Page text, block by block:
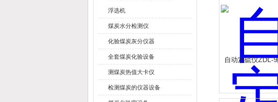
浮选机
煤炭水分检测仪
化验煤炭灰分仪器
全套煤炭化验设备
测煤炭热值大卡仪
检测煤炭的仪器设备
自动定硫仪ZDL-9